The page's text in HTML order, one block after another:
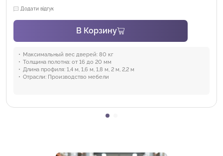
Додати відгук
В Корзину
Максимальный вес дверей: 80 кг
Толщина полотна: от 16 до 20 мм
Длина профиля: 1,4 м, 1,6 м, 1,8 м, 2 м, 2,2 м
Отрасли: Производство мебели